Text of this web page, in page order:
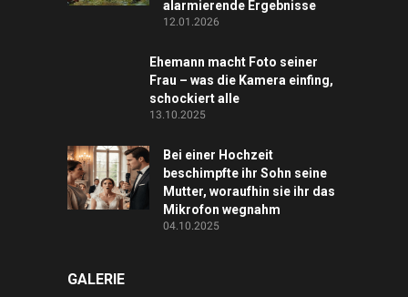
alarmierende Ergebnisse
12.01.2026
Ehemann macht Foto seiner
Frau – was die Kamera einfing,
schockiert alle
13.10.2025
Bei einer Hochzeit
beschimpfte ihr Sohn seine
Mutter, woraufhin sie ihr das
Mikrofon wegnahm
04.10.2025
GALERIE